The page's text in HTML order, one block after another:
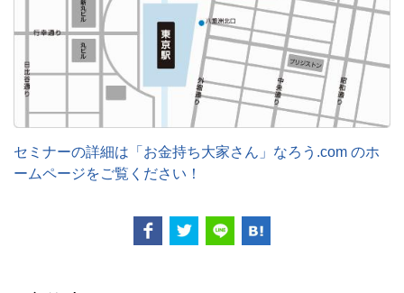
セミナーの詳細は「お金持ち大家さん」なろう.com のホ
ームページをご覧ください！